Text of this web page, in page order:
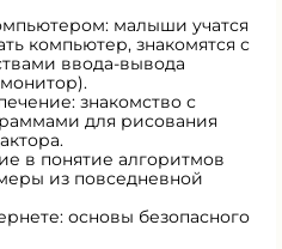
малыши учатся
компьютер, знакомятся с
ввода-вывода
знакомство с
для рисования
в понятие алгоритмов
из повседневной
основы безопасного